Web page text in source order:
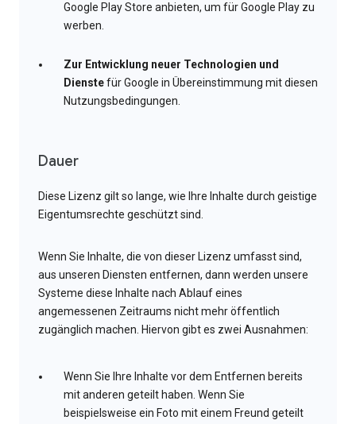
Google Play Store anbieten, um für Google Play zu
werben.
Zur Entwicklung neuer Technologien und
Dienstefür Google in Übereinstimmung mit diesen
Nutzungsbedingungen.
Dauer
Diese Lizenz gilt so lange, wie Ihre Inhalte durch geistige
Eigentumsrechte geschützt sind.
Wenn Sie Inhalte, die von dieser Lizenz umfasst sind,
aus unseren Diensten entfernen, dann werden unsere
Systeme diese Inhalte nach Ablauf eines
angemessenen Zeitraums nicht mehr öffentlich
zugänglich machen. Hiervon gibt es zwei Ausnahmen:
Wenn Sie Ihre Inhalte vor dem Entfernen bereits
mit anderen geteilt haben. Wenn Sie
beispielsweise ein Foto mit einem Freund geteilt